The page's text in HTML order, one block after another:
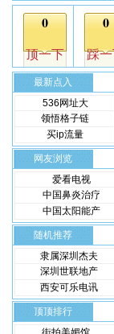
最新点入
536网址大
领悟格子链
买ip流量
网友浏览
爱看电视
中国鼻炎治疗
中国太阳能产
随机推荐
隶属深圳杰夫
深圳世联地产
西安可乐电讯
顶顶排行